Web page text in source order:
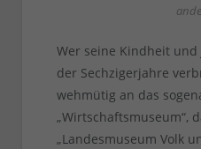
Wer seine Kindheit
der Sechzigerjahre
wehmütig an das
„Wirtschaftsmuseum“,
„Landesmuseum Volk